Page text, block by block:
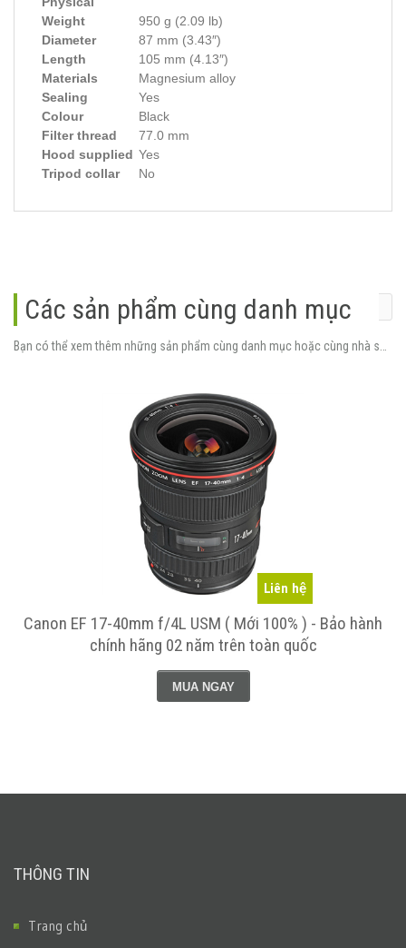
Weight
950 g (2.09 lb)
Diameter
87 mm (3.43″)
Length
105 mm (4.13″)
Materials
Magnesium alloy
Sealing
Yes
Colour
Black
Filter thread
77.0 mm
Hood supplied Yes
Tripod collar
No
Các sản phẩm cùng danh mục
Liên hệ
Canon EF 17-40mm f/4L USM ( Mới 100% ) - Bảo hành
chính hãng 02 năm trên toàn quốc
MUA NGAY
THÔNG TIN
Trang chủ